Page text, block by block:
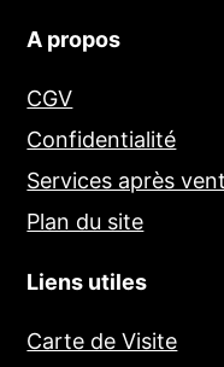
A propos
CGV
Confidentialité
Services après
Plan du site
Liens utiles
Carte de Visite